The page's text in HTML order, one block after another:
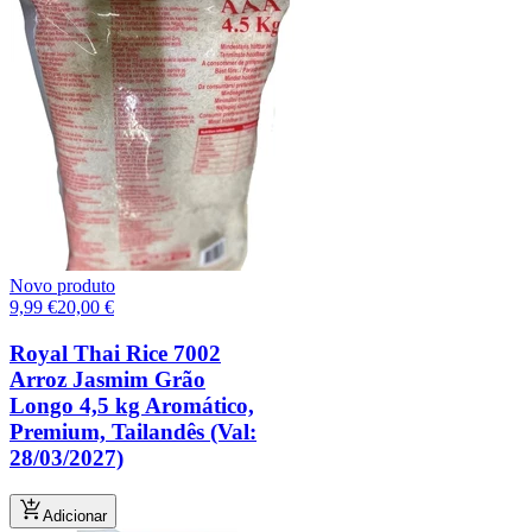
Novo produto
9,99 €20,00 €
Royal Thai Rice 7002
Arroz Jasmim Grão
Longo 4,5 kg Aromático,
Premium, Tailandês (Val:
28/03/2027)
Adicionar